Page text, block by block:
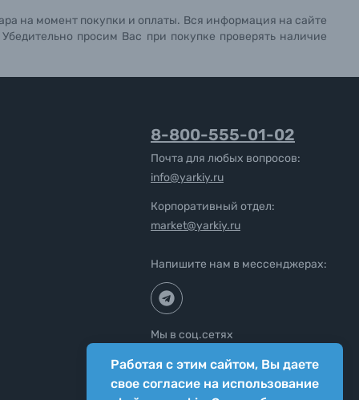
на момент покупки и оплаты. Вся информация на сайте
просим Вас при покупке проверять наличие
Работая с этим сайтом, Вы даете
свое согласие на использование
8-800-555-01-02
Почта для любых вопросов:
info@yarkiy.ru
Корпоративный отдел:
market@yarkiy.ru
Напишите нам в мессенджерах:
Мы в соц.сетях